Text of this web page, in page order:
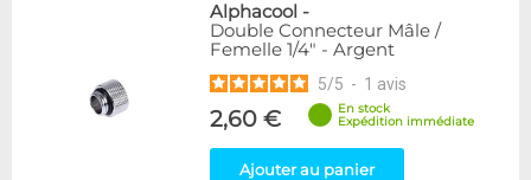
Alphacool -
Double Connecteur Mâle /
Femelle 1/4" - Argent
5/5 - 1 avis
2,60 €
En stock
Expédition immédiate
Ajouter au panier